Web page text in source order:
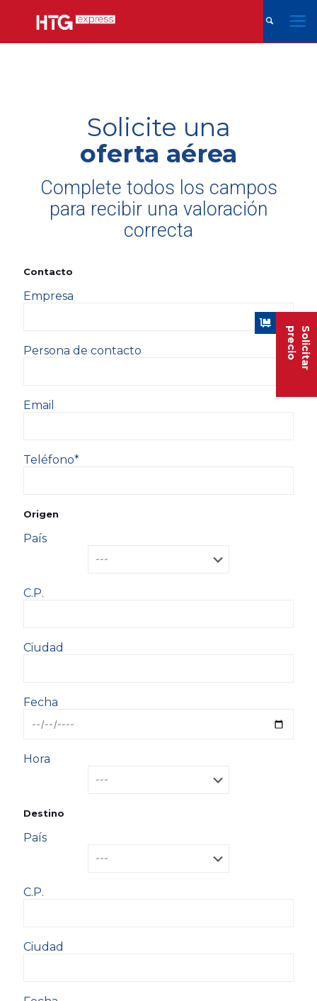
Solicitar
precio
Solicite una
oferta aérea
Complete todos los campos
para recibir una valoración
correcta
Contacto
Empresa
Persona de contacto
Email
Teléfono*
Origen
País
C.P.
Ciudad
Fecha
Hora
Destino
País
C.P.
Ciudad